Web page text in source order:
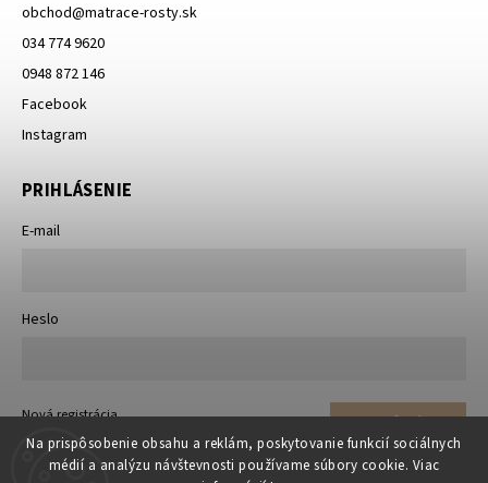
Na prispôsobenie obsahu a reklám, poskytovanie funkcií sociálnych
médií a analýzu návštevnosti používame súbory cookie. Viac
obchod@matrace-rosty.sk
034 774 9620
0948 872 146
Facebook
Instagram
PRIHLÁSENIE
E-mail
Heslo
Prihlásiť sa
Nová registrácia
Zabudnuté heslo